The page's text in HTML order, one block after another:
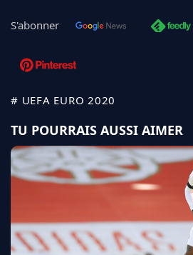
S'abonner
# UEFA EURO 2020
TU POURRAIS AUSSI AIMER